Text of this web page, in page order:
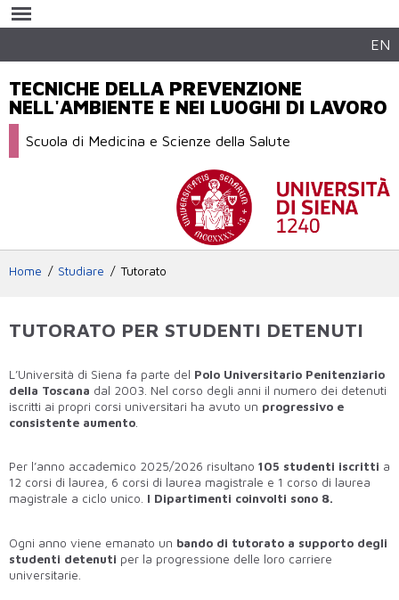
contenuto
EN
TECNICHE DELLA PREVENZIONE
NELL'AMBIENTE E NEI LUOGHI DI LAVORO
Scuola di Medicina e Scienze della Salute
Home Studiare Tutorato
TUTORATO PER STUDENTI DETENUTI
L’Università di Siena fa parte del Polo Universitario Penitenziario
della Toscana dal 2003. Nel corso degli anni il numero dei detenuti
iscritti ai propri corsi universitari ha avuto un progressivo e
consistente aumento
Per l’anno accademico 2025/2026 risultano 105 studenti iscritti a
12 corsi di laurea, 6 corsi di laurea magistrale e 1 corso di laurea
magistrale a ciclo unico. I Dipartimenti coinvolti sono 8.
Ogni anno viene emanato un bando di tutorato a supporto degli
studenti detenuti per la progressione delle loro carriere
universitarie.